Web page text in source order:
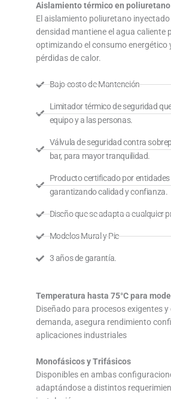
Aislamiento térmico en poliuretano
El aislamiento poliuretano inyectado
densidad mantiene el agua caliente
optimizando el consumo energético
pérdidas de calor.
Bajo costo de Mantención
Limitador térmico de seguridad
equipo y a las personas.
Válvula de seguridad contra
bar, para mayor tranquilidad.
Producto certificado por
garantizando calidad y confianza.
Diseño que se adapta a cualquier
Modelos Mural y Pie
3 años de garantía.
Temperatura hasta 75°C para
Diseñado para procesos exigentes y
demanda, asegura rendimiento
aplicaciones industriales
Monofásicos y Trifásicos
Disponibles en ambas
adaptándose a distintos